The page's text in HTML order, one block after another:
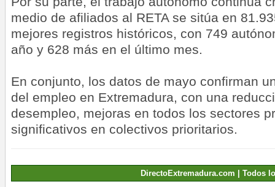
medio de afiliados al RETA se sitúa en
mejores registros históricos, con 749
año y 628 más en el último mes.
En conjunto, los datos de mayo confirman
del empleo en Extremadura, con una
desempleo, mejoras en todos los sectores
significativos en colectivos prioritarios.
DirectoExtremadura.com | Todos